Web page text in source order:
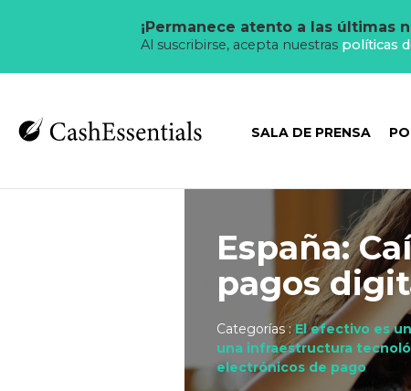
¡Permanece atento a las últimas
Al suscribirse, acepta nuestras políticas
SALA DE PRENSA
España:
pagos
Categorías :El efectivo es
una infraestructura
electrónicos de pago